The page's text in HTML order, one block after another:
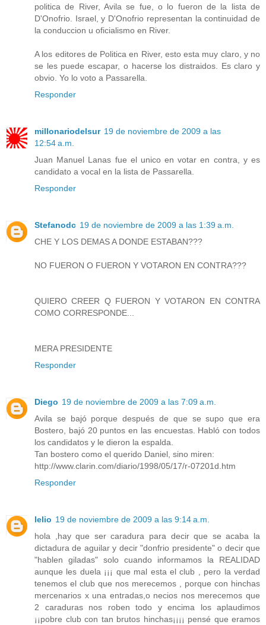
politica de River, Avila se fue, o lo fueron de la lista de
D'Onofrio. Israel, y D'Onofrio representan la continuidad de
la conduccion u oficialismo en River.
A los editores de Politica en River, esto esta muy claro, y no
se les puede escapar, o hacerse los distraidos. Es claro y
obvio. Yo lo voto a Passarella.
Responder
millonariodelsur 19 de noviembre de 2009 a las
12:54 a.m.
Juan Manuel Lanas fue el unico en votar en contra, y es
candidato a vocal en la lista de Passarella.
Responder
Stefanodc 19 de noviembre de 2009 a las 1:39 a.m.
CHE Y LOS DEMAS A DONDE ESTABAN???
NO FUERON O FUERON Y VOTARON EN CONTRA???
QUIERO CREER Q FUERON Y VOTARON EN CONTRA
COMO CORRESPONDE...
MERA PRESIDENTE
Responder
Diego 19 de noviembre de 2009 a las 7:09 a.m.
Avila se bajó porque después de que se supo que era
Bostero, bajó 20 puntos en las encuestas. Habló con todos
los candidatos y le dieron la espalda.
Tan bostero como el querido Daniel, sino miren:
http://www.clarin.com/diario/1998/05/17/r-07201d.htm
Responder
lelio 19 de noviembre de 2009 a las 9:14 a.m.
hola ,hay que ser caradura para decir que se acaba la
dictadura de aguilar y decir "donfrio presidente" o decir que
"hablen giladas" solo cuando informamos la REALIDAD
aunque les duela ¡¡¡ que mal esta el club , pero la verdad
tenemos el club que nos merecemos , porque con hinchas
mercenarios x una entradas,o necios nos merecemos que
2 caraduras nos roben todo y encima los aplaudimos
¡¡pobre club con tan brutos hinchas¡¡¡¡ pensé que eramos